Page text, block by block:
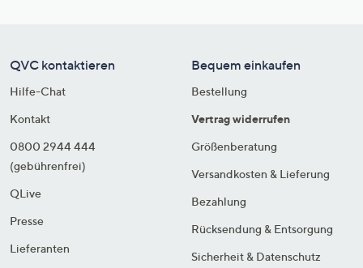
QVC kontaktieren
Hilfe-Chat
Kontakt
0800 2944 444
(gebührenfrei)
QLive
Presse
Lieferanten
Bequem einkaufen
Bestellung
Vertrag widerrufen
Größenberatung
Versandkosten & Lieferung
Bezahlung
Rücksendung & Entsorgung
Sicherheit & Datenschutz